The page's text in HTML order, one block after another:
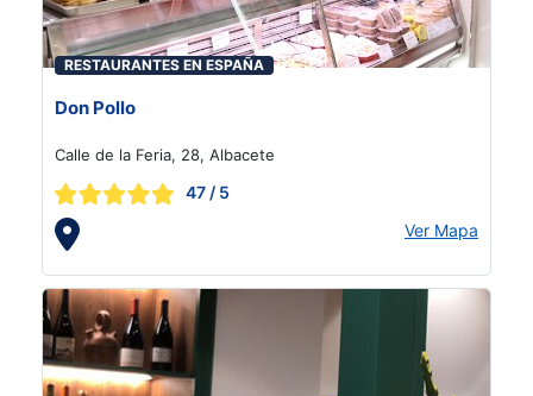
RESTAURANTES EN ESPAÑA
Don Pollo
Calle de la Feria, 28, Albacete
47 / 5
Ver Mapa